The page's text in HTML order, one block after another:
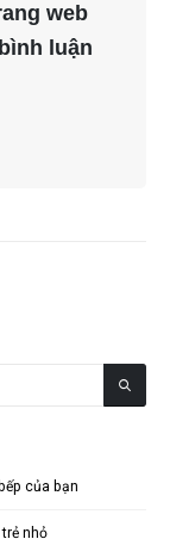
web
luận
của bạn
nhỏ